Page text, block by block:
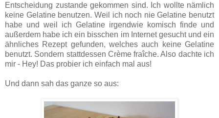
Entscheidung zustande gekommen sind. Ich wollte nämlich
keine Gelatine benutzen. Weil ich noch nie Gelatine benutzt
habe und weil ich Gelatine irgendwie komisch finde und
außerdem habe ich ein bisschen im Internet gesucht und ein
ähnliches Rezept gefunden, welches auch keine Gelatine
benutzt. Sondern stattdessen Crème fraîche. Also dachte ich
mir - Hey! Das probier ich einfach mal aus!
Und dann sah das ganze so aus: